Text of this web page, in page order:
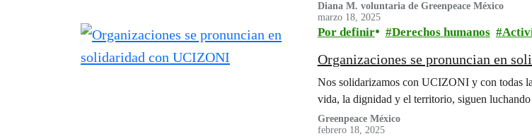
Diana M. voluntaria de Greenpeace México
marzo 18, 2025
Por definir Derechos humanos
Organizaciones se pronuncian en
Nos solidarizamos con UCIZONI y con todas
vida, la dignidad y el territorio, siguen
Greenpeace México
febrero 18, 2025